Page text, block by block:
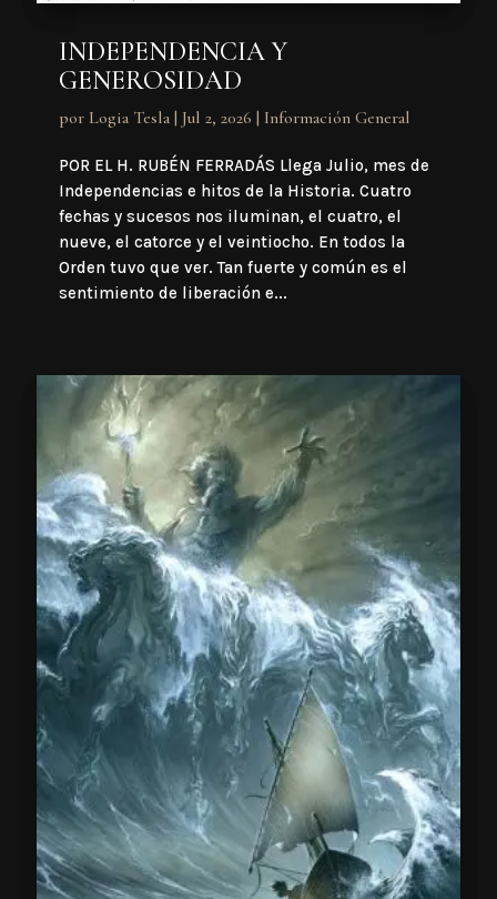
INDEPENDENCIA Y
GENEROSIDAD
por Logia Tesla| Jul 2, 2026 | Información General
POR EL H. RUBÉN FERRADÁS Llega Julio, mes de
Independencias e hitos de la Historia. Cuatro
fechas y sucesos nos iluminan, el cuatro, el
nueve, el catorce y el veintiocho. En todos la
Orden tuvo que ver. Tan fuerte y común es el
sentimiento de liberación e...